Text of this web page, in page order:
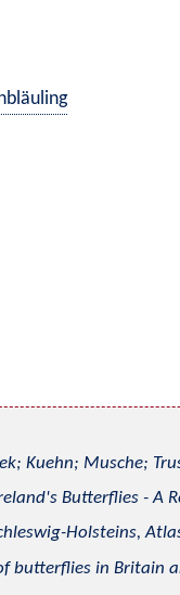
Kuehn; Musche;
Butterflies - A
Holsteins,
butterflies in Britain